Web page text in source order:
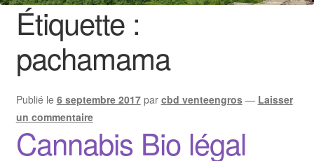
Boutures de CBD
Brands
Contact
Étiquette :
pachamama
Publié le 6 septembre 2017 par cbd venteengros — Laisser
un commentaire
Cannabis Bio légal